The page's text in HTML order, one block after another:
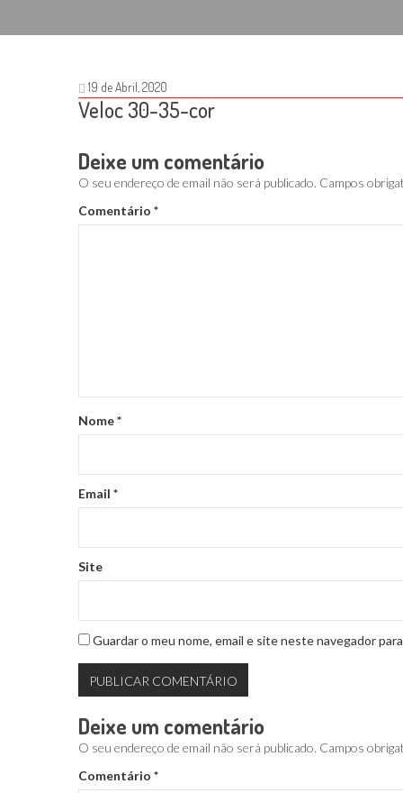
19 de Abril, 2020
Veloc 30-35-cor
Deixe um comentário
O seu endereço de email não será publicado. Campos
Comentário *
Nome*
Email *
Site
Guardar o meu nome, email e site neste navegador
Deixe um comentário
O seu endereço de email não será publicado. Campos
Comentário *